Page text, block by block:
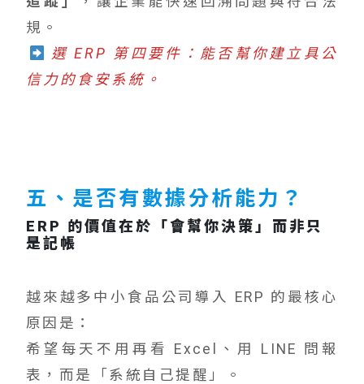
規。
選 ERP 第四要件：能否幫你建立具公
信力的食安系統。
五、是否有數據分析能力？
ERP 的價值在於「會幫你決策」而非只
是記帳
越來越多中小食品公司導入 ERP 的最核心
原因是：
希望每天不用再看 Excel、用 LINE 問報
表，而是「系統自己提醒」。